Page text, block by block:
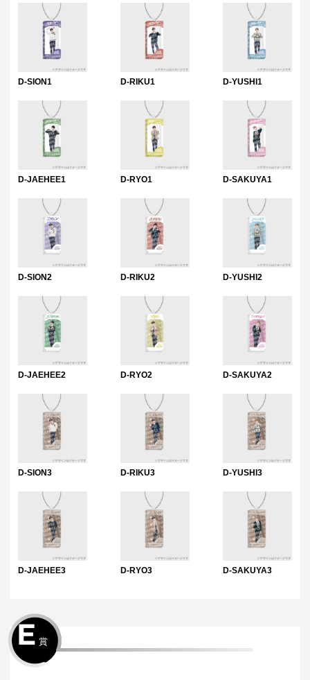
D-SION1 D-RIKU1 D-YUSHI1
D-JAEHEE1 D-RYO1 D-SAKUYA1
D-SION2 D-RIKU2 D-YUSHI2
D-JAEHEE2 D-RYO2 D-SAKUYA2
D-SION3 D-RIKU3 D-YUSHI3
D-JAEHEE3 D-RYO3 D-SAKUYA3
E 賞